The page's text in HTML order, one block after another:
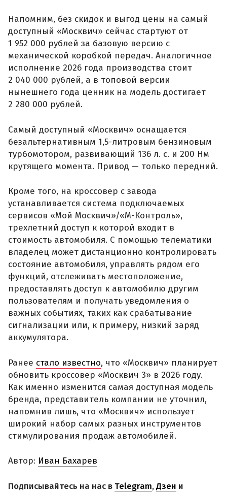
Напомним, без скидок и выгод цены на самый
доступный «Москвич» сейчас стартуют от
1 952 000 рублей за базовую версию с
механической коробкой передач. Аналогичное
исполнение 2026 года производства стоит
2 040 000 рублей, а в топовой версии
нынешнего года ценник на модель достигает
2 280 000 рублей.
Самый доступный «Москвич» оснащается
безальтернативным 1,5-литровым бензиновым
турбомотором, развивающий 136 л. с. и 200 Нм
крутящего момента. Привод — только передний.
Кроме того, на кроссовер с завода
устанавливается система подключаемых
сервисов «Мой Москвич»/«М-Контроль»,
трехлетний доступ к которой входит в
стоимость автомобиля. С помощью телематики
владелец может дистанционно контролировать
состояние автомобиля, управлять рядом его
функций, отслеживать местоположение,
предоставлять доступ к автомобилю другим
пользователям и получать уведомления о
важных событиях, таких как срабатывание
сигнализации или, к примеру, низкий заряд
аккумулятора.
Ранее стало известно, что «Москвич» планирует
обновить кроссовер «Москвич 3» в 2026 году.
Как именно изменится самая доступная модель
бренда, представитель компании не уточнил,
напомнив лишь, что «Москвич» использует
широкий набор самых разных инструментов
стимулирования продаж автомобилей.
Автор: Иван Бахарев
Подписывайтесь на нас в Telegram,Дзен и